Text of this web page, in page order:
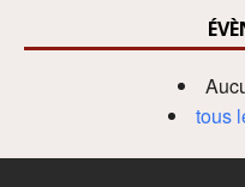
tous